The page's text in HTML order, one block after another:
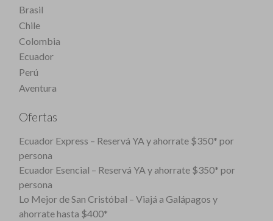
Brasil
Chile
Colombia
Ecuador
Perú
Aventura
Ofertas
Ecuador Express – Reservá YA y ahorrate $350* por
persona
Ecuador Esencial – Reservá YA y ahorrate $350* por
persona
Lo Mejor de San Cristóbal – Viajá a Galápagos y
ahorrate hasta $400*